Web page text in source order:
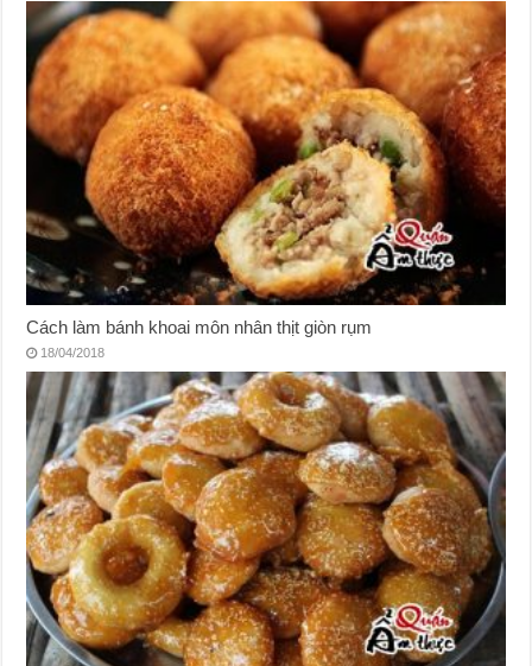
Cách làm bánh khoai môn nhân thịt giòn rụm
18/04/2018